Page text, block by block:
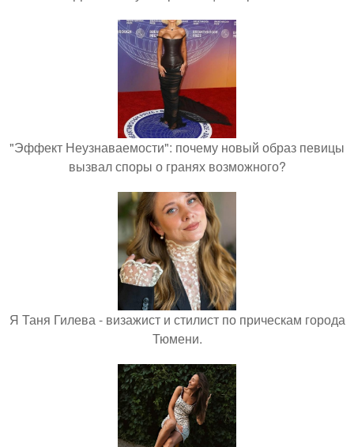
"Эффект Неузнаваемости": почему новый образ певицы
вызвал споры о гранях возможного?
Я Таня Гилева - визажист и стилист по прическам города
Тюмени.